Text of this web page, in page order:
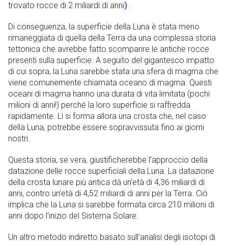
trovato rocce di 2 miliardi di anni) .
Di conseguenza, la superficie della Luna è stata meno
rimaneggiata di quella della Terra da una complessa storia
tettonica che avrebbe fatto scomparire le antiche rocce
presenti sulla superficie. A seguito del gigantesco impatto
di cui sopra, la Luna sarebbe stata una sfera di magma che
viene comunemente chiamata oceano di magma. Questi
oceani di magma hanno una durata di vita limitata (pochi
milioni di anni!) perché la loro superficie si raffredda
rapidamente. Lì si forma allora una crosta che, nel caso
della Luna, potrebbe essere sopravvissuta fino ai giorni
nostri.
Questa storia, se vera, giustificherebbe l’approccio della
datazione delle rocce superficiali della Luna. La datazione
della crosta lunare più antica dà un’età di 4,36 miliardi di
anni, contro un’età di 4,52 miliardi di anni per la Terra. Ciò
implica che la Luna si sarebbe formata circa 210 milioni di
anni dopo l’inizio del Sistema Solare.
Un altro metodo indiretto basato sull’analisi degli isotopi di